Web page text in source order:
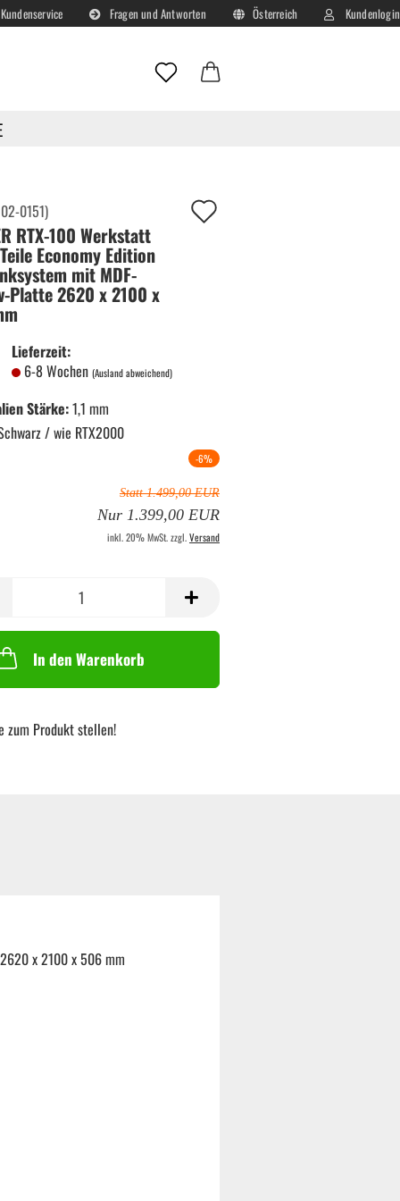
Kundenservice Fragen und Antworten Österreich Kundenlogin
Passwort vergessen?
02-0151)
RTX-100 Werkstatt
Economy Edition
mit MDF-
Platte 2620 x 2100 x
Lieferzeit:
6-8 Wochen (Ausland abweichend)
Stärke:1,1 mm
/ wie RTX2000
-6%
Statt 1.499,00 EUR
Nur 1.399,00 EUR
inkl. 20% MwSt. zzgl.Versand
In den Warenkorb
zum Produkt stellen!
x 2100 x 506 mm